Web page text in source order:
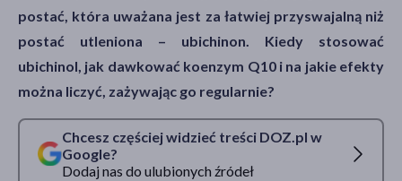
postać, która uważana jest za łatwiej przyswajalną niż
postać utleniona – ubichinon. Kiedy stosować
ubichinol, jak dawkować koenzym Q10 i na jakie efekty
można liczyć, zażywając go regularnie?
Chcesz częściej widzieć treści DOZ.pl w
Google?
Dodaj nas do ulubionych źródeł